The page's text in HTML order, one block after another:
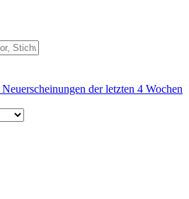
Neuerscheinungen der letzten 4 Wochen